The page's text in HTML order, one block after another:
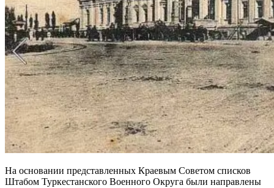
На основании представленных Краевым Советом списков
Штабом Туркестанского Военного Округа были направлены